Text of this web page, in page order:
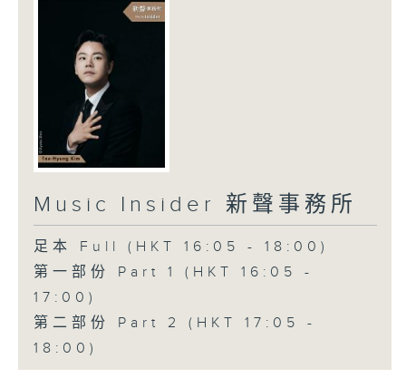
Music Insider 新聲事務所
足本 Full (HKT 16:05 - 18:00)
第一部份 Part 1 (HKT 16:05 -
17:00)
第二部份 Part 2 (HKT 17:05 -
18:00)